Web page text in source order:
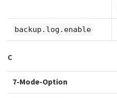
backup.log.enable
C
7-Mode-Option